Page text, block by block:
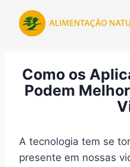
para
Como os
Podem
A tecnologia tem se
presente em nossas